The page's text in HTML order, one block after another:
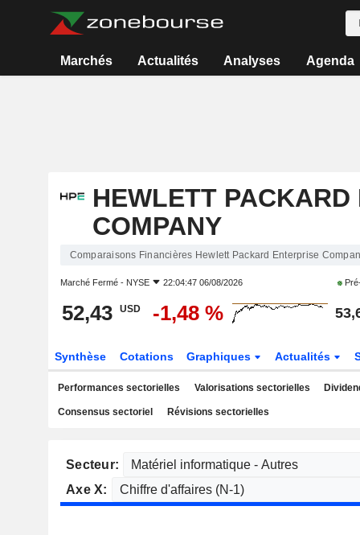
Marchés Actualités Analyses Agenda
HEWLETT PACKARD
COMPANY
Comparaisons Financières Hewlett Packard Enterprise
Marché Fermé - NYSE 22:04:47 06/08/2026
52,43 USD -1,48 %
Synthèse Cotations Graphiques Actualités
Performances sectorielles Valorisations sectorielles
Consensus sectoriel Révisions sectorielles
Secteur:
Axe X: